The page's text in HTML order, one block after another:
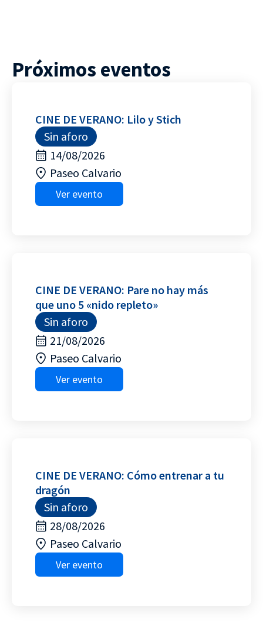
Próximos eventos
CINE DE VERANO: Lilo y Stich
Sin aforo
14/08/2026
Paseo Calvario
Ver evento
CINE DE VERANO: Pare no hay más
que uno 5 «nido repleto»
Sin aforo
21/08/2026
Paseo Calvario
Ver evento
CINE DE VERANO: Cómo entrenar a tu
dragón
Sin aforo
28/08/2026
Paseo Calvario
Ver evento